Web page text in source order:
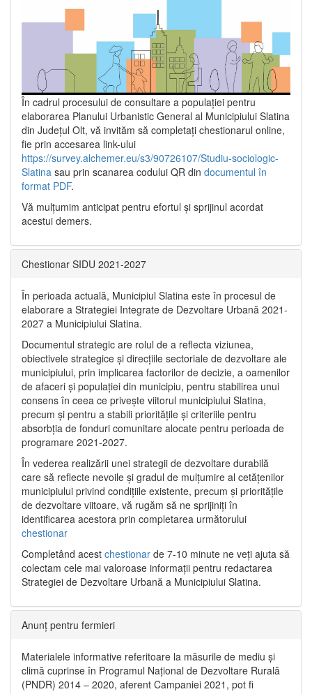
În cadrul procesului de consultare a populaţiei pentru
elaborarea Planului Urbanistic General al Municipiului Slatina
din Județul Olt, vă invităm să completați chestionarul online,
fie prin accesarea link-ului
https://survey.alchemer.eu/s3/90726107/Studiu-sociologic-
Slatina sau prin scanarea codului QR din documentul în
format PDF.
Vă mulţumim anticipat pentru efortul şi sprijinul acordat
acestui demers.
Chestionar SIDU 2021-2027
În perioada actuală, Municipiul Slatina este în procesul de
elaborare a Strategiei Integrate de Dezvoltare Urbană 2021‐
2027 a Municipiului Slatina.
Documentul strategic are rolul de a reflecta viziunea,
obiectivele strategice și direcțiile sectoriale de dezvoltare ale
municipiului, prin implicarea factorilor de decizie, a oamenilor
de afaceri și populației din municipiu, pentru stabilirea unui
consens în ceea ce privește viitorul municipiului Slatina,
precum și pentru a stabili prioritățile și criteriile pentru
absorbția de fonduri comunitare alocate pentru perioada de
programare 2021-2027.
În vederea realizării unei strategii de dezvoltare durabilă
care să reflecte nevoile și gradul de mulțumire al cetățenilor
municipiului privind condițiile existente, precum și prioritățile
de dezvoltare viitoare, vă rugăm să ne sprijiniți în
identificarea acestora prin completarea următorului
chestionar
Completând acest chestionar de 7-10 minute ne veți ajuta să
colectam cele mai valoroase informații pentru redactarea
Strategiei de Dezvoltare Urbană a Municipiului Slatina.
Anunț pentru fermieri
Materialele informative referitoare la măsurile de mediu și
climă cuprinse în Programul Național de Dezvoltare Rurală
(PNDR) 2014 – 2020, aferent Campaniei 2021, pot fi